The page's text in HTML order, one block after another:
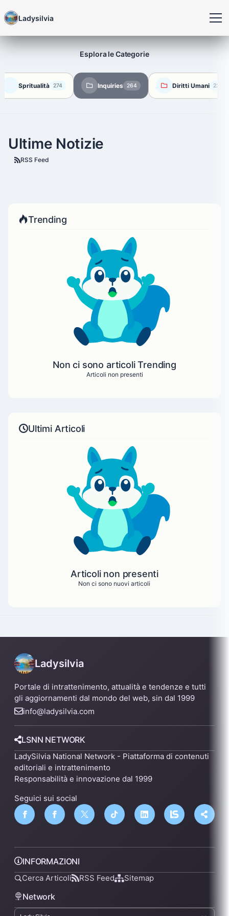
Ladysilvia
Esplora le Categorie
Spritualità 274 Inquiries 264 Diritti Umani 224
Ultime Notizie
RSS Feed
Trending
Non ci sono articoli Trending
Articoli non presenti
Ultimi Articoli
Articoli non presenti
Non ci sono nuovi articoli
Ladysilvia
Portale di intrattenimento, attualità e tendenze e tutti
gli aggiornamenti dal mondo del web, sin dal 1999
info@ladysilvia.com
LSNN NETWORK
LadySilvia National Network - Piattaforma di contenuti
editoriali e intrattenimento
Responsabilità e innovazione dal 1999
Seguici sui social
INFORMAZIONI
Cerca Articoli RSS Feed Sitemap
Network